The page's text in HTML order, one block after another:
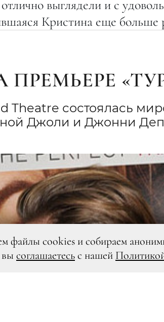
выглядели и с
Кристина еще больше
Theatre состоялась
Джоли и Джонни
файлы cookies и собираем
вы соглашаетесьс нашей